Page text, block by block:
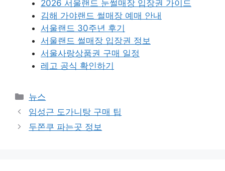
2026 서울랜드 눈썰매장 입장권 가이드
김해 가야랜드 썰매장 예매 안내
서울랜드 30주년 후기
서울랜드 썰매장 입장권 정보
서울사랑상품권 구매 일정
레고 공식 확인하기
카
테
리
뉴스
임성근 도가니탕 구매 팁
두쫀쿠 파는곳 정보